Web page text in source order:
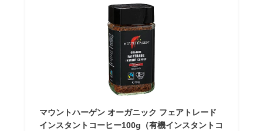
マウントハーゲン オーガニック フェアトレード
インスタントコーヒー100g（有機インスタントコ